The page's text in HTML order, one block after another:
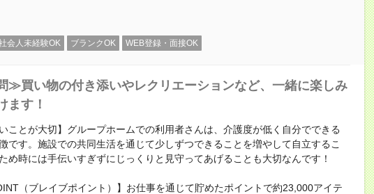
会人未経験OK ブランクOK WEB登録・面接OK
≫買い物の付き添いやレクリエーションなど、一緒に楽しみ
ます！
ことが大切】グループホームでの利用者さんは、介護度が低く自分でできる
です。施設での共同生活を通じて少しずつできることを増やして自立するこ
め時には手伝いすぎずにじっくりと見守ってあげることも大切なんです！
（ブレイブポイント）】お仕事を通じて貯めたポイントで約23,000アイテ